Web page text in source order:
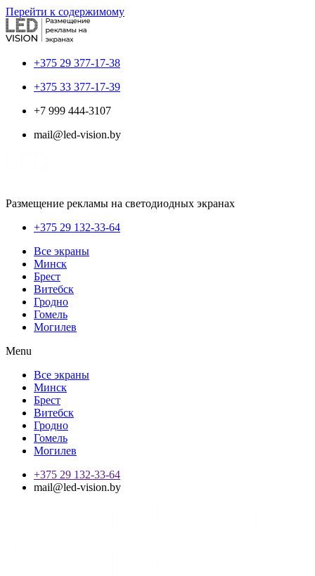
Перейти к содержимому
+375 29 377-17-38
+375 33 377-17-39
+7 999 444-3107
mail@led-vision.by
Размещение рекламы на светодиодных экранах
+375 29 132-33-64
Все экраны
Минск
Брест
Витебск
Гродно
Гомель
Могилев
Menu
Все экраны
Минск
Брест
Витебск
Гродно
Гомель
Могилев
+375 29 132-33-64
mail@led-vision.by